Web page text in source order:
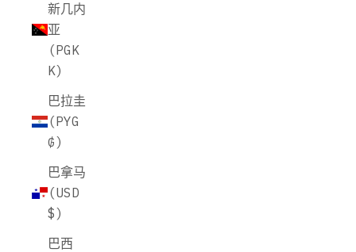
新几内
亚
(PGK
K)
巴拉圭
(PYG
₲)
巴拿马
(USD
$)
巴西